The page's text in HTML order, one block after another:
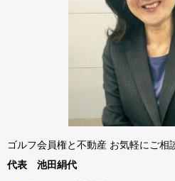
ゴルフ会員権と不動産 お気軽にご相
代表 池田絹代